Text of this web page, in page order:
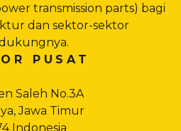
transmission parts) bagi
dan sektor-sektor
PUSAT
Saleh No.3A
Jawa Timur
Indonesia